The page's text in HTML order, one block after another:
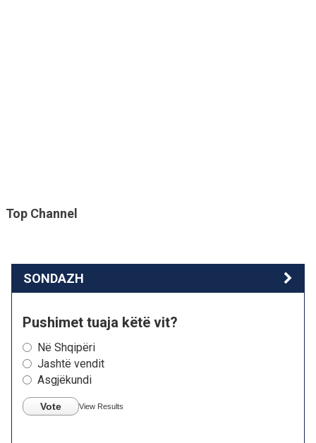
Top Channel
SONDAZH
Pushimet tuaja këtë vit?
Në Shqipëri
Jashtë vendit
Asgjëkundi
Vote View Results